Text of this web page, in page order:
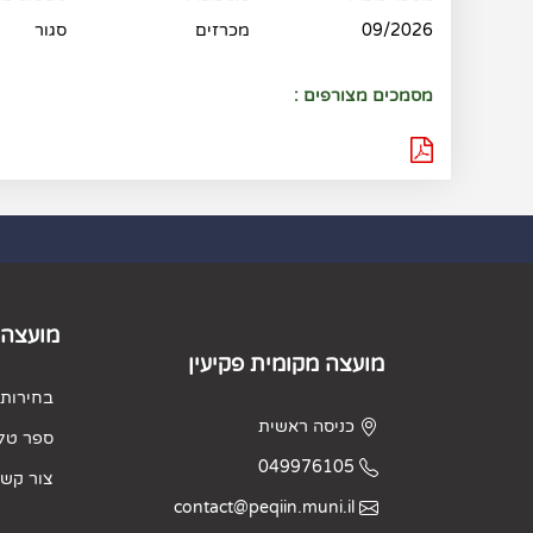
09/2026
מכרזים
סגור
מסמכים מצורפים :
מועצה מקומית פקיעין
כניסה ראשית
049976105
contact@peqiin.muni.il
בחירות 2023
ספר
צור